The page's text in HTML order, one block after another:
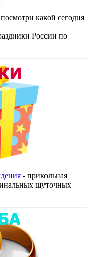
какой сегодня
России по
- прикольная
шуточных